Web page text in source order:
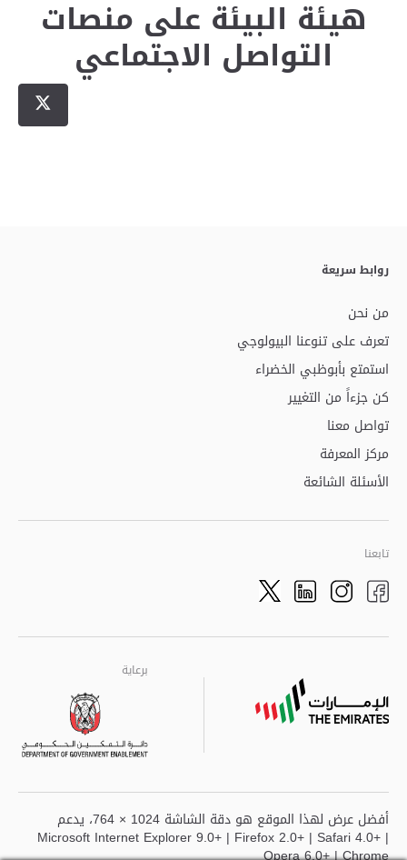
هيئة البيئة على منصات
التواصل الاجتماعي
روابط سريعة
من نحن
تعرف على تنوعنا البيولوجي
استمتع بأبوظبي الخضراء
كن جزءاً من التغيير
تواصل معنا
مركز المعرفة
الأسئلة الشائعة
تابعنا
Facebook
Instagram
LinkedIn
Twitter
برعاية
برعاية
أفضل عرض لهذا الموقع هو دقة الشاشة 1024 × 764، يدعم
Microsoft Internet Explorer 9.0+ | Firefox 2.0+ | Safari 4.0+ |